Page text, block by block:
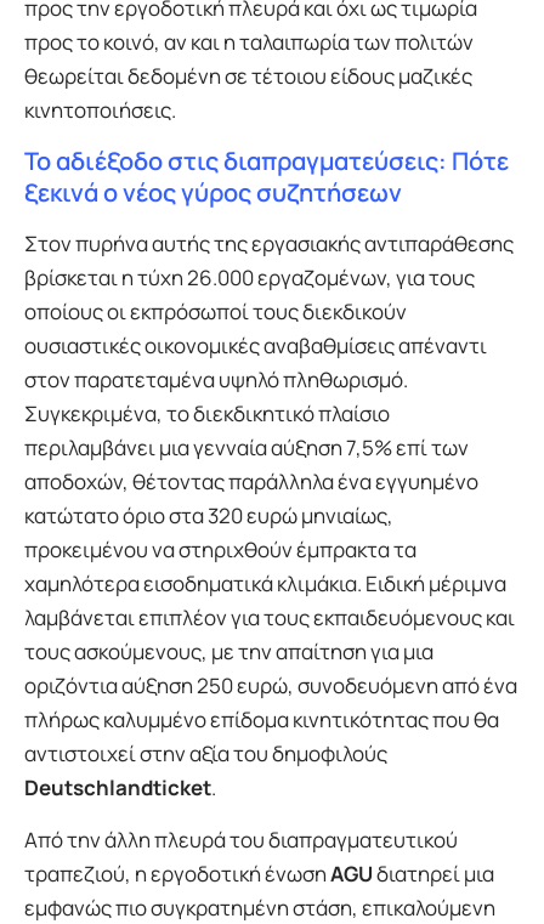
προς την εργοδοτική πλευρά και όχι ως τιμωρία
προς το κοινό, αν και η ταλαιπωρία των πολιτών
θεωρείται δεδομένη σε τέτοιου είδους μαζικές
κινητοποιήσεις.
Το αδιέξοδο στις διαπραγματεύσεις: Πότε
ξεκινά ο νέος γύρος συζητήσεων
Στον πυρήνα αυτής της εργασιακής αντιπαράθεσης
βρίσκεται η τύχη 26.000 εργαζομένων, για τους
οποίους οι εκπρόσωποί τους διεκδικούν
ουσιαστικές οικονομικές αναβαθμίσεις απέναντι
στον παρατεταμένα υψηλό πληθωρισμό.
Συγκεκριμένα, το διεκδικητικό πλαίσιο
περιλαμβάνει μια γενναία αύξηση 7,5% επί των
αποδοχών, θέτοντας παράλληλα ένα εγγυημένο
κατώτατο όριο στα 320 ευρώ μηνιαίως,
προκειμένου να στηριχθούν έμπρακτα τα
χαμηλότερα εισοδηματικά κλιμάκια. Ειδική μέριμνα
λαμβάνεται επιπλέον για τους εκπαιδευόμενους και
τους ασκούμενους, με την απαίτηση για μια
οριζόντια αύξηση 250 ευρώ, συνοδευόμενη από ένα
πλήρως καλυμμένο επίδομα κινητικότητας που θα
αντιστοιχεί στην αξία του δημοφιλούς
Deutschlandticket.
Από την άλλη πλευρά του διαπραγματευτικού
τραπεζιού, η εργοδοτική ένωσηAGUδιατηρεί μια
εμφανώς πιο συγκρατημένη στάση, επικαλούμενη